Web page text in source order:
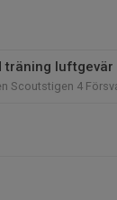
träning luftgevär
Scoutstigen 4